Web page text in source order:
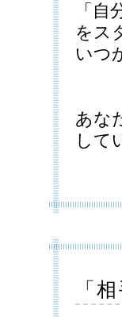
「
をス
いつ
あな
して
「